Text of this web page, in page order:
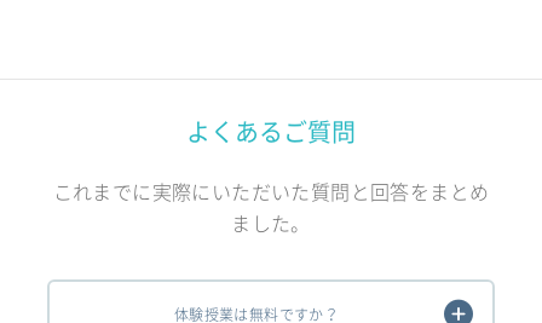
よくあるご質問
これまでに実際にいただいた質問と回答をまとめ
ました。
体験授業は無料ですか？